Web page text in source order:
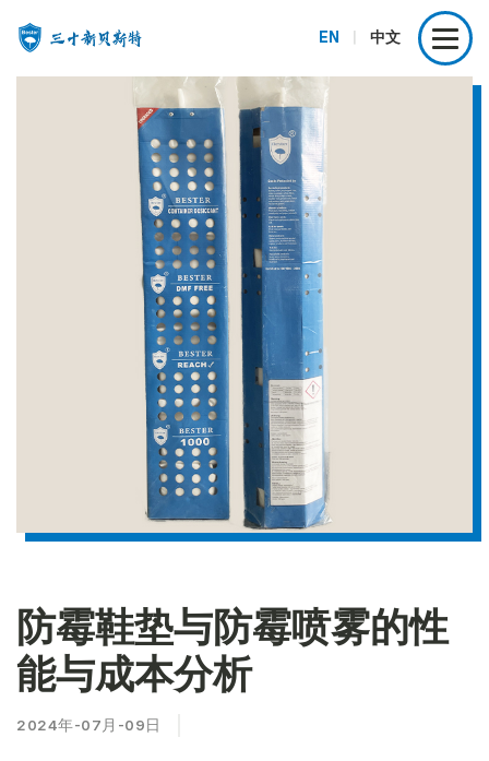
EN 中文
防霉鞋垫与防霉喷雾的性
能与成本分析
2024年-07月-09日